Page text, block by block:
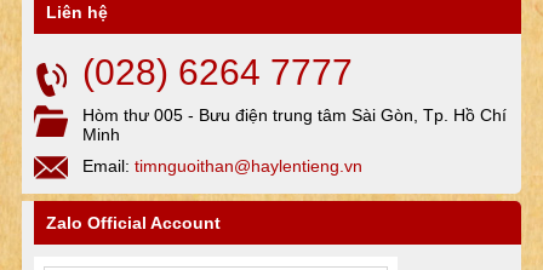
Liên hệ
(028) 6264 7777
Hòm thư 005 - Bưu điện trung tâm Sài Gòn, Tp. Hồ Chí
Minh
Email: timnguoithan@haylentieng.vn
Zalo Official Account